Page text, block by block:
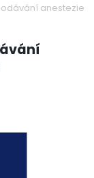
anestezie